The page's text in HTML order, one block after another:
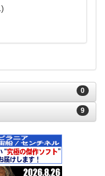
0
9